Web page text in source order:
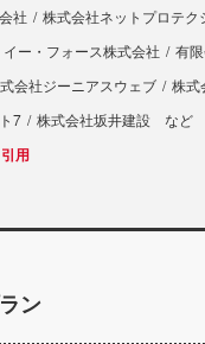
社
株式会社ネットプロテク
イー・フォース株式会社
有
会社ジーニアスウェブ
株式
7
株式会社坂井建設 など
⽤
ン